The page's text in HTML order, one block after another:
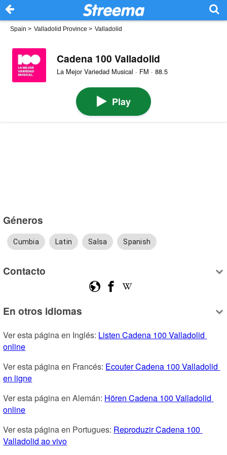
Spain > Valladolid Province > Valladolid
Cadena 100 Valladolid
La Mejor Variedad Musical · FM · 88.5
Play
Géneros
Cumbia Latin Salsa Spanish
Contacto
En otros idiomas
Ver esta página en Inglés: Listen Cadena 100 Valladolid
online
Ver esta página en Francés: Ecouter Cadena 100 Valladolid
en ligne
Ver esta página en Alemán: Hören Cadena 100 Valladolid
online
Ver esta página en Portugues: Reproduzir Cadena 100
Valladolid ao vivo